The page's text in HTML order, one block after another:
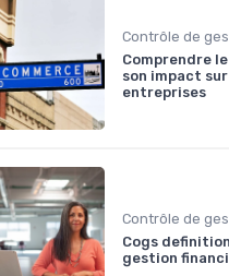
Comprendre
son impact
entreprises
Cogs
gestion